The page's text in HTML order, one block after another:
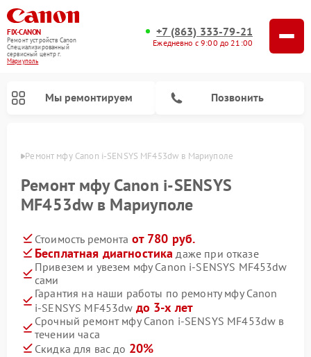
FIX-CANON
Ремонт устройств Canon
Специализированный
cервисный центр г.
Мариуполь
+7 (863) 333-79-21
Ежедневно с 9:00 до 21:00
Мы ремонтируем Позвонить
Ремонт мфу Canon i‑SENSYS MF453dw в Мариуполе
Ремонт мфу Canon i‑SENSYS
MF453dw в Мариуполе
Стоимость ремонта от 780 руб.
Бесплатная диагностика даже при отказе
Привезем и увезем мфу Canon i‑SENSYS MF453dw
сами
Гарантия на наши работы по ремонту мфу Canon
i‑SENSYS MF453dw до 3-х лет
Срочный ремонт мфу Canon i‑SENSYS MF453dw в
течении часа
Скидка для вас до 20%